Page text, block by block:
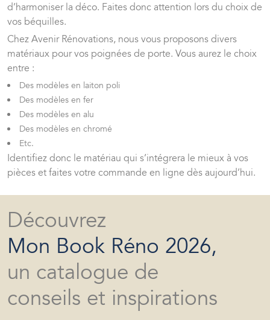
d’harmoniser la déco. Faites donc attention lors du choix de
vos béquilles.
Chez Avenir Rénovations, nous vous proposons divers
matériaux pour vos poignées de porte. Vous aurez le choix
entre :
Des modèles en laiton poli
Des modèles en fer
Des modèles en alu
Des modèles en chromé
Etc.
Identifiez donc le matériau qui s’intégrera le mieux à vos
pièces et faites votre commande en ligne dès aujourd’hui.
Découvrez
Mon Book Réno 2026,
un catalogue de
conseils et inspirations